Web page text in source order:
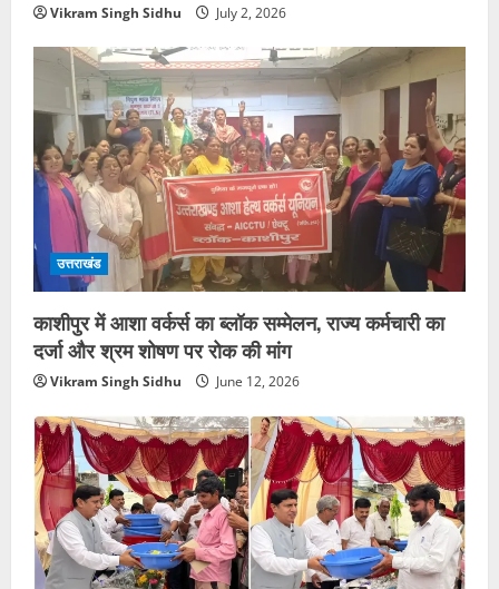
Vikram Singh Sidhu July 2, 2026
उत्तराखंड
काशीपुर में आशा वर्कर्स का ब्लॉक सम्मेलन, राज्य कर्मचारी का
दर्जा और श्रम शोषण पर रोक की मांग
Vikram Singh Sidhu June 12, 2026